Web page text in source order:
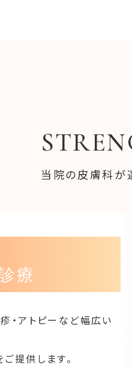
当院の皮膚科が
療
・アトピーなど幅広い
提供します。